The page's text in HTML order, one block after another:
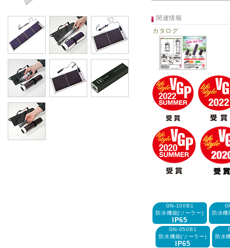
関連情報
カタログ
GN-100B1
防水機能(ソーラー)
IP65
防水機
GN-050B1
防水機能(ソーラー)
IP65
防水